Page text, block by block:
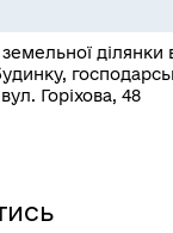
ділянки
Горіхова, 48